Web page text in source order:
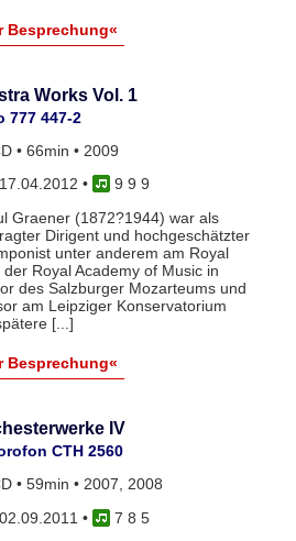
Besprechung«
Works Vol. 1
777 447-2
• 66min • 2009
17.04.2012 •
9 9 9
Graener (1872?1944) war als
Dirigent und hochgeschätzter
unter anderem am Royal
Royal Academy of Music in
des Salzburger Mozarteums und
am Leipziger Konservatorium
[...]
Besprechung«
IV
CTH 2560
• 59min • 2007, 2008
02.09.2011 •
7 8 5